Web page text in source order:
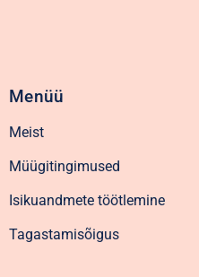
Menüü
Meist
Müügitingimused
Isikuandmete töötlemine
Tagastamisõigus